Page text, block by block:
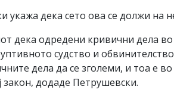
укажа дека сето ова се должи на
дека одредени кривични дела
судство и
дела да се зголеми, и тоа е
закон, додаде Петрушевски.